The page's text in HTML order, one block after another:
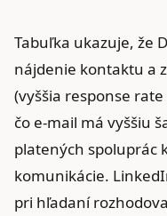
Tabuľka ukazuje, že
nájdenie kontaktu a
(vyššia response
čo e‑mail má vyššiu
platených spoluprác
komunikácie.
pri hľadaní